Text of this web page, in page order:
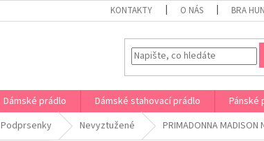
KONTAKTY O NÁS BRA
Dámské prádlo Dámské stahovací prádlo Pánské
Podprsenky Nevyztužené PRIMADONNA MADISON